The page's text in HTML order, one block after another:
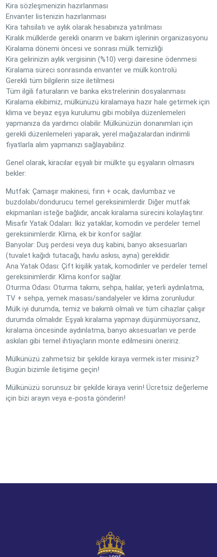
Kira sözleşmenizin hazırlanması
Envanter listenizin hazırlanması
Kira tahsilatı ve aylık olarak hesabınıza yatırılması
Kiralık mülklerde gerekli onarım ve bakım işlerinin organizasyonu
Kiralama dönemi öncesi ve sonrası mülk temizliği
Kira gelirinizin aylık vergisinin (%10) vergi dairesine ödenmesi
Kiralama süreci sonrasında envanter ve mülk kontrolü
Gerekli tüm bilgilerin size iletilmesi
Tüm ilgili faturaların ve banka ekstrelerinin dosyalanması
Kiralama ekibimiz, mülkünüzü kiralamaya hazır hale getirmek için
klima ve beyaz eşya kurulumu gibi mobilya düzenlemeleri
yapmanıza da yardımcı olabilir. Mülkünüzün donanımları için
gerekli düzenlemeleri yaparak, yerel mağazalardan indirimli
fiyatlarla alım yapmanızı sağlayabiliriz.
Genel olarak, kiracılar eşyalı bir mülkte şu eşyaların olmasını
bekler:
Mutfak: Çamaşır makinesi, fırın + ocak, davlumbaz ve
buzdolabı/dondurucu temel gereksinimlerdir. Diğer mutfak
ekipmanları isteğe bağlıdır, ancak kiralama sürecini kolaylaştırır.
Misafir Yatak Odaları: İkiz yataklar, komodin ve perdeler temel
gereksinimlerdir. Klima, ek bir konfor sağlar.
Banyolar: Duş perdesi veya duş kabini, banyo aksesuarları
(tuvalet kağıdı tutacağı, havlu askısı, ayna) gereklidir.
Ana Yatak Odası: Çift kişilik yatak, komodinler ve perdeler temel
gereksinimlerdir. Klima konfor sağlar.
Oturma Odası: Oturma takımı, sehpa, halılar, yeterli aydınlatma,
TV + sehpa, yemek masası/sandalyeler ve klima zorunludur.
Mülk iyi durumda, temiz ve bakımlı olmalı ve tüm cihazlar çalışır
durumda olmalıdır. Eşyalı kiralama yapmayı düşünmüyorsanız,
kiralama öncesinde aydınlatma, banyo aksesuarları ve perde
askıları gibi temel ihtiyaçların monte edilmesini öneririz.
Mülkünüzü zahmetsiz bir şekilde kiraya vermek ister misiniz?
Bugün bizimle iletişime geçin!
Mülkünüzü sorunsuz bir şekilde kiraya verin! Ücretsiz değerleme
için bizi arayın veya e-posta gönderin!